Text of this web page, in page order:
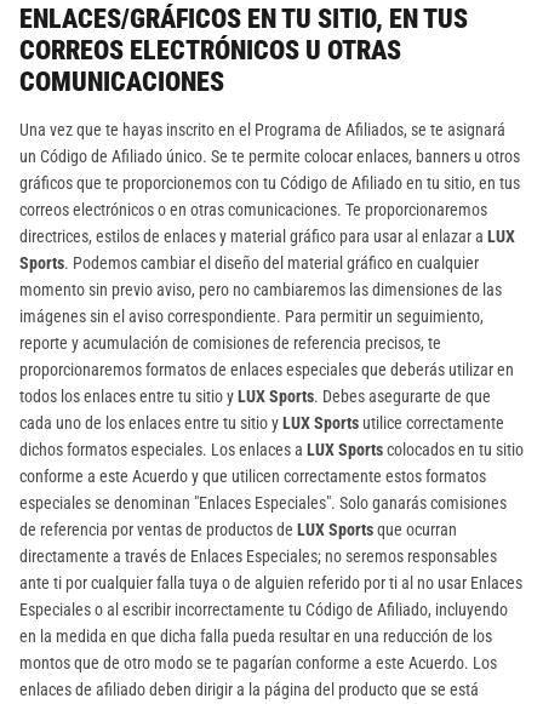
ENLACES/GRÁFICOS EN TU SITIO, EN TUS
CORREOS ELECTRÓNICOS U OTRAS
COMUNICACIONES
Una vez que te hayas inscrito en el Programa de Afiliados, se te asignará
un Código de Afiliado único. Se te permite colocar enlaces, banners u otros
gráficos que te proporcionemos con tu Código de Afiliado en tu sitio, en tus
correos electrónicos o en otras comunicaciones. Te proporcionaremos
directrices, estilos de enlaces y material gráfico para usar al enlazar a LUX
Sports. Podemos cambiar el diseño del material gráfico en cualquier
momento sin previo aviso, pero no cambiaremos las dimensiones de las
imágenes sin el aviso correspondiente. Para permitir un seguimiento,
reporte y acumulación de comisiones de referencia precisos, te
proporcionaremos formatos de enlaces especiales que deberás utilizar en
todos los enlaces entre tu sitio yLUX Sports. Debes asegurarte de que
cada uno de los enlaces entre tu sitio yLUX Sports utilice correctamente
dichos formatos especiales. Los enlaces a LUX Sportscolocados en tu sitio
conforme a este Acuerdo y que utilicen correctamente estos formatos
especiales se denominan "Enlaces Especiales". Solo ganarás comisiones
de referencia por ventas de productos de LUX Sportsque ocurran
directamente a través de Enlaces Especiales; no seremos responsables
ante ti por cualquier falla tuya o de alguien referido por ti al no usar Enlaces
Especiales o al escribir incorrectamente tu Código de Afiliado, incluyendo
en la medida en que dicha falla pueda resultar en una reducción de los
montos que de otro modo se te pagarían conforme a este Acuerdo. Los
enlaces de afiliado deben dirigir a la página del producto que se está